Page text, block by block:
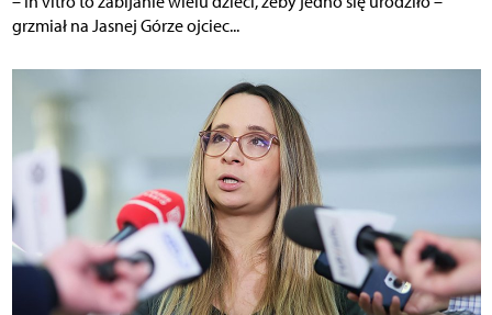
grzmiał na Jasnej Górze ojciec...